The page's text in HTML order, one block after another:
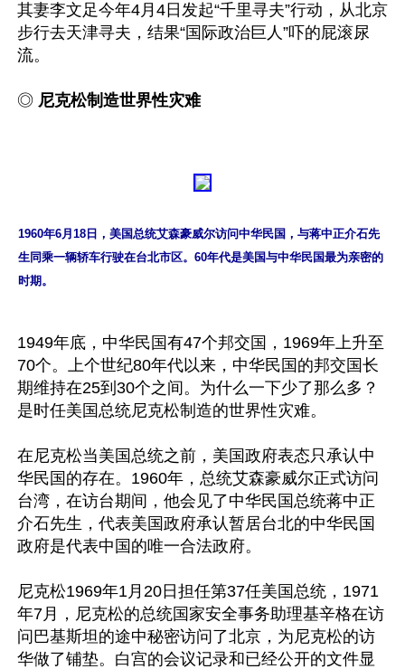
其妻李文足今年4月4日发起“千里寻夫”行动，从北京
步行去天津寻夫，结果“国际政治巨人”吓的屁滚尿
流。
◎ 尼克松制造世界性灾难
1960年6月18日，美国总统艾森豪威尔访问中华民国，与蒋中正介石先
生同乘一辆轿车行驶在台北市区。60年代是美国与中华民国最为亲密的
时期。
1949年底，中华民国有47个邦交国，1969年上升至
70个。上个世纪80年代以来，中华民国的邦交国长
期维持在25到30个之间。为什么一下少了那么多？
是时任美国总统尼克松制造的世界性灾难。
在尼克松当美国总统之前，美国政府表态只承认中
华民国的存在。1960年，总统艾森豪威尔正式访问
台湾，在访台期间，他会见了中华民国总统蒋中正
介石先生，代表美国政府承认暂居台北的中华民国
政府是代表中国的唯一合法政府。
尼克松1969年1月20日担任第37任美国总统，1971
年7月，尼克松的总统国家安全事务助理基辛格在访
问巴基斯坦的途中秘密访问了北京，为尼克松的访
华做了铺垫。白宫的会议记录和已经公开的文件显